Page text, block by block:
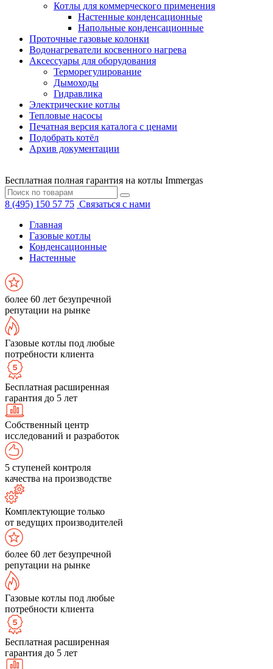
Котлы для коммерческого применения
Настенные конденсационные
Напольные конденсационные
Проточные газовые колонки
Водонагреватели косвенного нагрева
Аксессуары для оборудования
Терморегулирование
Дымоходы
Гидравлика
Электрические котлы
Тепловые насосы
Печатная версия каталога с ценами
Подобрать котёл
Архив документации
Бесплатная полная гарантия на котлы Immergas
8 (495) 150 57 75 Связаться с нами
Главная
Газовые котлы
Конденсационные
Настенные
более 60 лет безупречной
репутации на рынке
Газовые котлы под любые
потребности клиента
Бесплатная расширенная
гарантия до 5 лет
Собственный центр
исследований и разработок
5 ступеней контроля
качества на производстве
Комплектующие только
от ведущих производителей
более 60 лет безупречной
репутации на рынке
Газовые котлы под любые
потребности клиента
Бесплатная расширенная
гарантия до 5 лет